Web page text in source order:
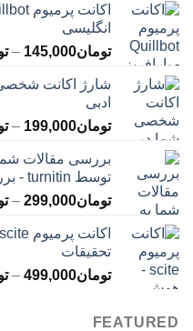
انگلیسی
تومان145,000
–
ادبی
تومان199,000
–
توسط turnitin - بررسی میزان هوش مصنوعی مقاله
تومان299,000
–
تحقیقات
تومان499,000
–
FEATURED